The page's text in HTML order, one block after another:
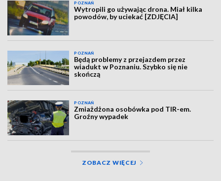
POZNAŃ
Wytropili go używając drona. Miał kilka
powodów, by uciekać [ZDJĘCIA]
POZNAŃ
Będą problemy z przejazdem przez
wiadukt w Poznaniu. Szybko się nie
skończą
POZNAŃ
Zmiażdżona osobówka pod TIR-em.
Groźny wypadek
ZOBACZ WIĘCEJ